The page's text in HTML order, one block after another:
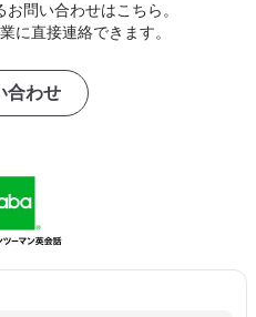
問い合わせはこちら。
に直接連絡できます。
合わせ